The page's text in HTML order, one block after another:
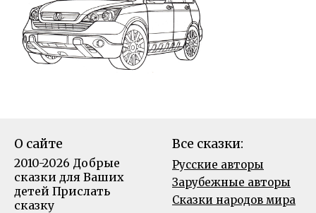
О сайте
2010-2026 Добрые
сказки для Ваших
детей Прислать
сказку
Все сказки:
Русские авторы
Зарубежные авторы
Сказки народов мира